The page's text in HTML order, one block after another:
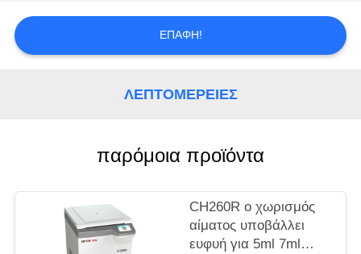
VR
ΕΠΑΦΉ!
ΛΕΠΤΟΜΈΡΕΙΕΣ
παρόμοια προϊόντα
CH260R ο χωρισμός
αίματος υποβάλλει
ευφυή για 5ml 7ml